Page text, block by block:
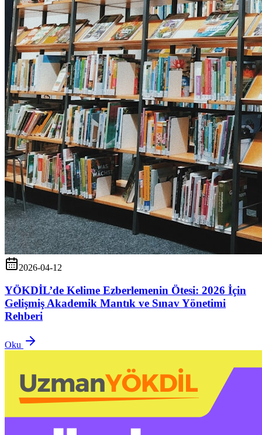
2026-04-12
YÖKDİL’de Kelime Ezberlemenin Ötesi: 2026 İçin
Gelişmiş Akademik Mantık ve Sınav Yönetimi
Rehberi
Oku